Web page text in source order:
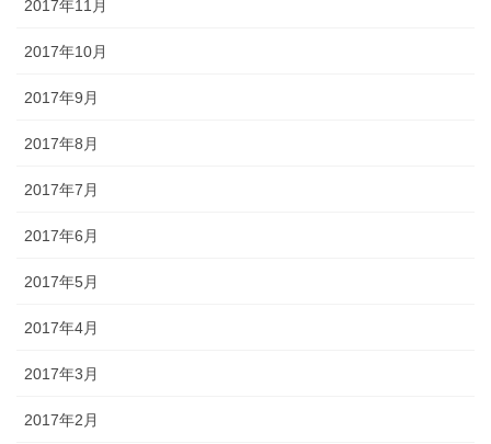
2017年11月
2017年10月
2017年9月
2017年8月
2017年7月
2017年6月
2017年5月
2017年4月
2017年3月
2017年2月